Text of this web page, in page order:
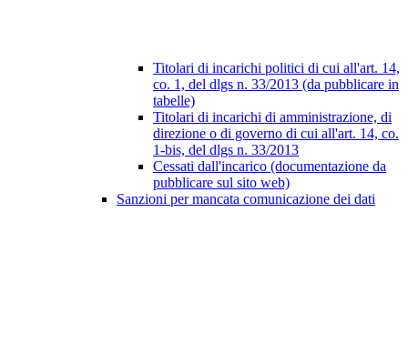
Titolari di incarichi politici di cui all'art. 14,
co. 1, del dlgs n. 33/2013 (da pubblicare in
tabelle)
Titolari di incarichi di amministrazione, di
direzione o di governo di cui all'art. 14, co.
1-bis, del dlgs n. 33/2013
Cessati dall'incarico (documentazione da
pubblicare sul sito web)
Sanzioni per mancata comunicazione dei dati